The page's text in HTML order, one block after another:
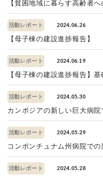
【貧困地域に暮らす高齢者
活動レポート 2024.06.26
【母子棟の建設進捗報告】
活動レポート 2024.06.19
【母子棟の建設進捗報告】
活動レポート 2024.05.30
カンボジアの新しい巨大病
活動レポート 2024.05.29
コンポンチュナム州病院で
活動レポート 2024.05.28